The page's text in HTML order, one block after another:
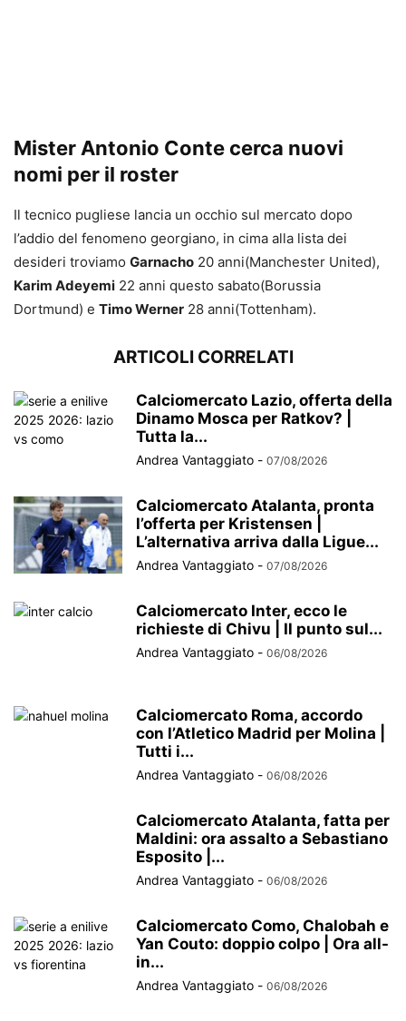
Mister Antonio Conte cerca nuovi
nomi per il roster
Il tecnico pugliese lancia un occhio sul mercato dopo
l’addio del fenomeno georgiano, in cima alla lista dei
desideri troviamo Garnacho 20 anni(Manchester United),
Karim Adeyemi 22 anni questo sabato(Borussia
Dortmund) e Timo Werner 28 anni(Tottenham).
ARTICOLI CORRELATI
Calciomercato Lazio, offerta della
Dinamo Mosca per Ratkov? |
Tutta la...
Andrea Vantaggiato - 07/08/2026
Calciomercato Atalanta, pronta
l’offerta per Kristensen |
L’alternativa arriva dalla Ligue...
Andrea Vantaggiato - 07/08/2026
Calciomercato Inter, ecco le
richieste di Chivu | Il punto sul...
Andrea Vantaggiato - 06/08/2026
Calciomercato Roma, accordo
con l’Atletico Madrid per Molina |
Tutti i...
Andrea Vantaggiato - 06/08/2026
Calciomercato Atalanta, fatta per
Maldini: ora assalto a Sebastiano
Esposito |...
Andrea Vantaggiato - 06/08/2026
Calciomercato Como, Chalobah e
Yan Couto: doppio colpo | Ora all-
in...
Andrea Vantaggiato - 06/08/2026